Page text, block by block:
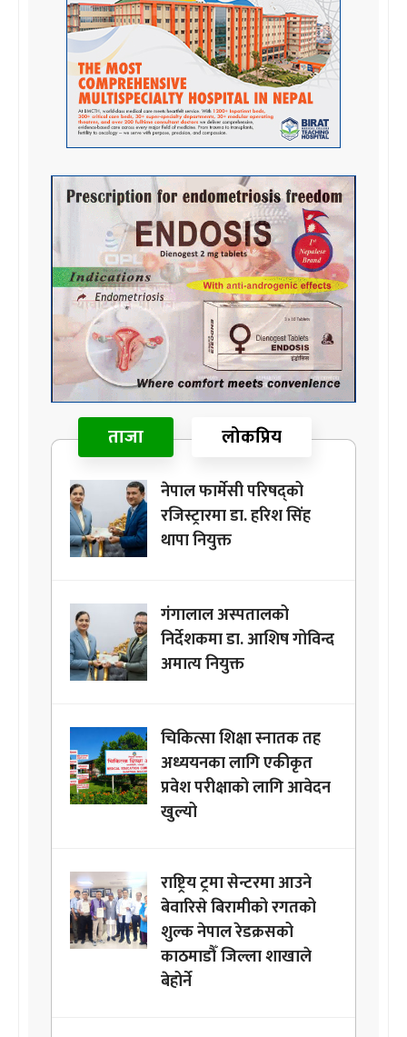
ताजा लोकप्रिय
नेपाल फार्मेसी परिषद्को
रजिस्ट्रारमा डा. हरिश सिंह
थापा नियुक्त
गंगालाल अस्पतालको
निर्देशकमा डा. आशिष गोविन्द
अमात्य नियुक्त
चिकित्सा शिक्षा स्नातक तह
अध्ययनका लागि एकीकृत
प्रवेश परीक्षाको लागि आवेदन
खुल्यो
राष्ट्रिय ट्रमा सेन्टरमा आउने
बेवारिसे बिरामीको रगतको
शुल्क नेपाल रेडक्रसको
काठमाडौँ जिल्ला शाखाले
बेहोर्ने